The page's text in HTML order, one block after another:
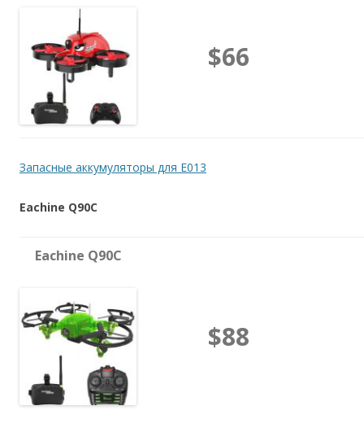
$66
Запасные аккумуляторы для E013
Eachine Q90C
Eachine Q90C
$88